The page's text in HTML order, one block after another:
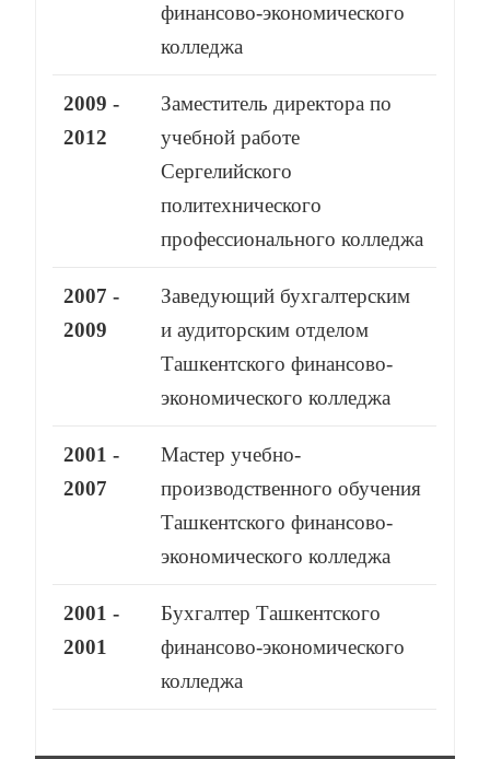
финансово-экономического
колледжа
2009 -
2012
Заместитель директора по
учебной работе
Сергелийского
политехнического
профессионального колледжа
2007 -
2009
Заведующий бухгалтерским
и аудиторским отделом
Ташкентского финансово-
экономического колледжа
2001 -
2007
Мастер учебно-
производственного обучения
Ташкентского финансово-
экономического колледжа
2001 -
2001
Бухгалтер Ташкентского
финансово-экономического
колледжа